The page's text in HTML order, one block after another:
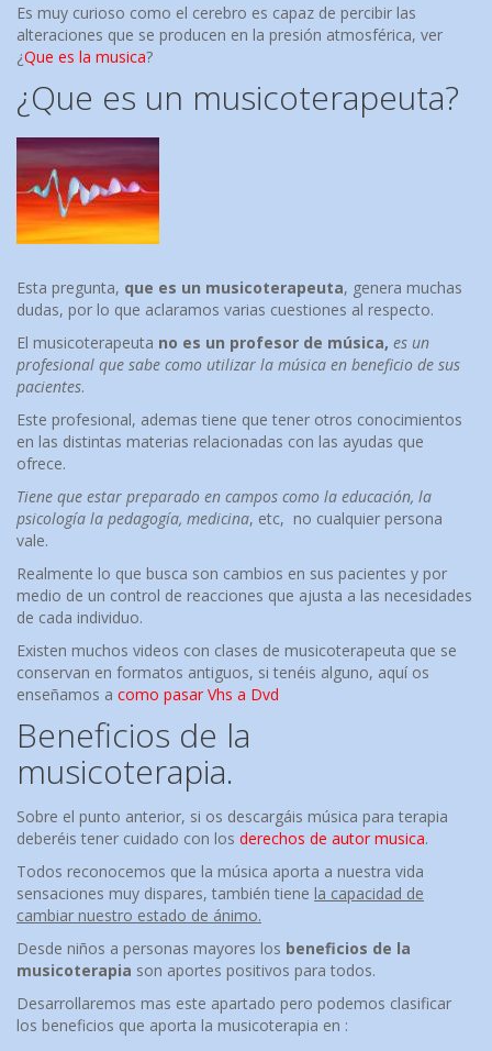
Es muy curioso como el cerebro es capaz de percibir las
alteraciones que se producen en la presión atmosférica, ver
¿Que es la musica?
¿Que es un musicoterapeuta?
Esta pregunta, que es un musicoterapeuta, genera muchas
dudas, por lo que aclaramos varias cuestiones al respecto.
El musicoterapeuta no es un profesor de música, es un
profesional que sabe como utilizar la música en beneficio de sus
pacientes.
Este profesional, ademas tiene que tener otros conocimientos
en las distintas materias relacionadas con las ayudas que
ofrece.
Tiene que estar preparado en campos como la educación, la
psicología la pedagogía, medicina, etc, no cualquier persona
vale.
Realmente lo que busca son cambios en sus pacientes y por
medio de un control de reacciones que ajusta a las necesidades
de cada individuo.
Existen muchos videos con clases de musicoterapeuta que se
conservan en formatos antiguos, si tenéis alguno, aquí os
enseñamos a como pasar Vhs a Dvd
Beneficios de la
musicoterapia.
Sobre el punto anterior, si os descargáis música para terapia
deberéis tener cuidado con los derechos de autor musica.
Todos reconocemos que la música aporta a nuestra vida
sensaciones muy dispares, también tiene la capacidad de
cambiar nuestro estado de ánimo.
Desde niños a personas mayores los beneficios de la
musicoterapia son aportes positivos para todos.
Desarrollaremos mas este apartado pero podemos clasificar
los beneficios que aporta la musicoterapia en :